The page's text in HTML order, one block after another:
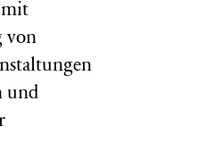
mit
von
und